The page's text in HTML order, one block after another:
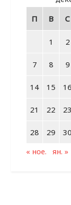
П
В С
1 2
7 8 9
14 15 16
21 22 23
28 29 30
« ное.
ян. »